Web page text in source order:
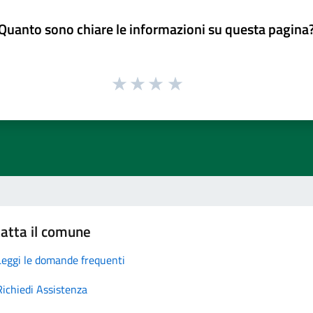
sono chiare le informazioni su questa
il comune
le domande frequenti
Assistenza